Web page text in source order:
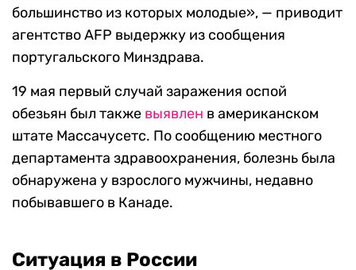
большинство из которых молодые», — приводит
агентство AFP выдержку из сообщения
португальского Минздрава.
19 мая первый случай заражения оспой
обезьян был также выявлен в американском
штате Массачусетс. По сообщению местного
департамента здравоохранения, болезнь была
обнаружена у взрослого мужчины, недавно
побывавшего в Канаде.
Ситуация в России